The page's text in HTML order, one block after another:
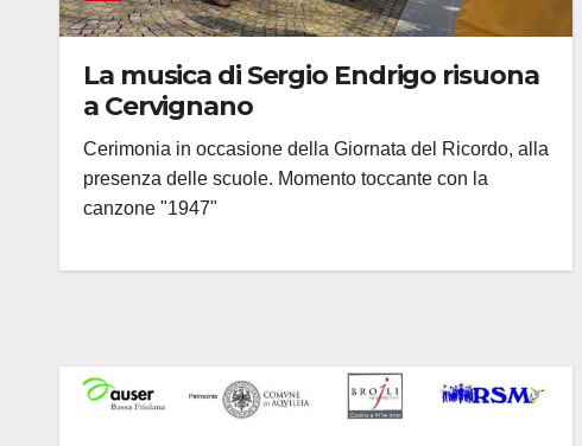
La musica di Sergio Endrigo risuona
a Cervignano
Cerimonia in occasione della Giornata del Ricordo, alla
presenza delle scuole. Momento toccante con la
canzone "1947"